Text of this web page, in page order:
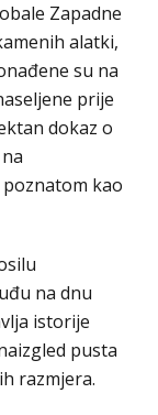
Zapadne
alatki,
su na
prije
dokaz o
kao
na dnu
istorije
pusta
razmjera.